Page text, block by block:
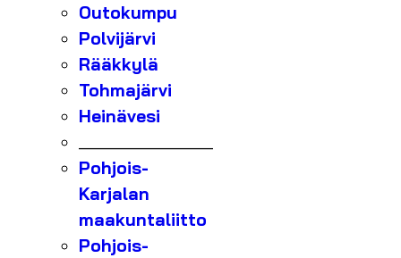
Outokumpu
Polvijärvi
Rääkkylä
Tohmajärvi
Heinävesi
Pohjois-
Karjalan
maakuntaliitto
Pohjois-